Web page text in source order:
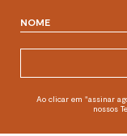
Ao clicar em "assinar
nossos